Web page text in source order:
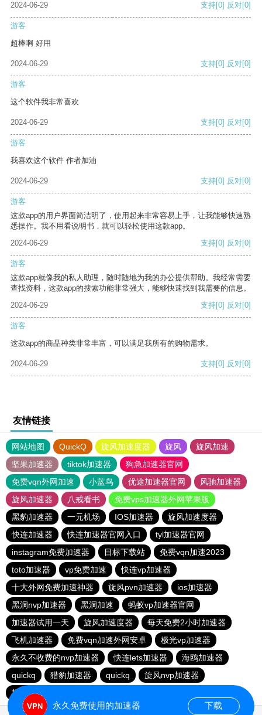
2024-06-29
支持[0] 反对[0]
游客
超棒啊 好用
2024-06-29 支持[0] 反对[0]
游客
这个软件我非常喜欢
2024-06-29 支持[0] 反对[0]
游客
我喜欢这个软件 作者加油
2024-06-29 支持[0] 反对[0]
游客
这款app的用户界面简洁明了，使用起来非常容易上手，让我能够快速熟
悉操作。我不用看说明书，就可以轻松使用这款app。
2024-06-29
支持[0] 反对[0]
游客
这款app就像我的私人助理，随时随地为我的办公提供帮助。我经常需要
查找资料，这款app的搜索功能非常强大，能够快速找到我需要的信息。
2024-06-29
支持[0] 反对[0]
游客
这款app的商品种类非常丰富，可以满足我所有的购物需求。
2024-06-29 支持[0] 反对[0]
友情链接
网站地图 QuickQ 旋风加速度器 旋风
旋风加速
坚果加速器
tiktok加速器
狗急加速器官网
免费vqn外网加速
小蓝鸟 优途加速器官网
风驰加速器
旋风加速器
八戒看书
免费vps加速器外网苹果版
黑豹加速器
一元机场 IOS加速器
旋风加速度器
快连加速器
快连加速器官网入口
tyl加速器官网
instagram免费加速器
目标下载站
免费vqn加速2023
toto加速器
vp免费加速
快连vp加速器
十大外网免费加速神器
旋风pvn加速器
ios加速器
黑洞nvp加速器
黑洞加速
蚂蚁vp加速器官网
加速器试用一天
旋风加速度器
每天免费2小时加速器
飞机加速器
免费vqn加速外网安卓
极光vp加速器
永久不收费的nvp加速器
快连lets加速器
海鸥加速器
quickq
猎豹加速器 quickq
旋风nvp加速器
极光vqn官网
永久免费使用的加速器 下载